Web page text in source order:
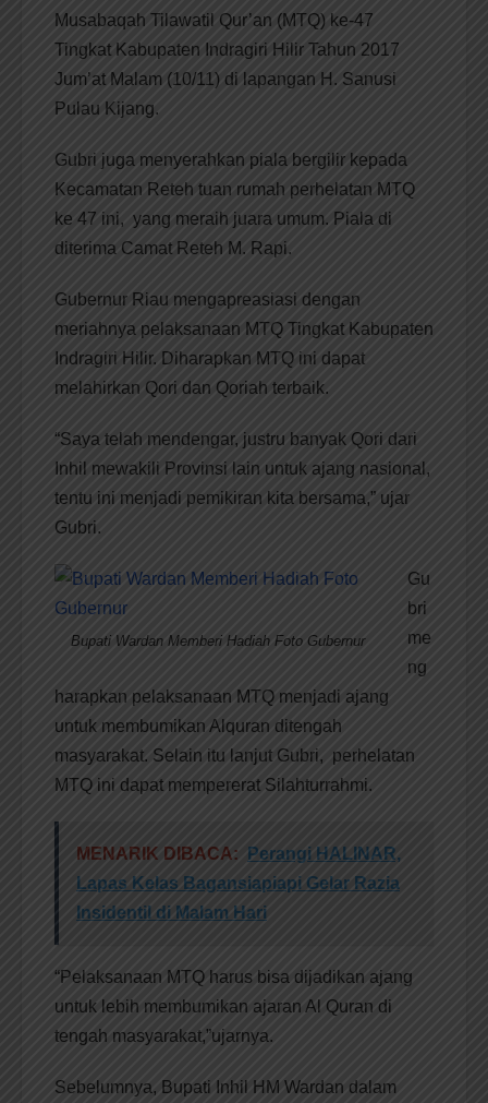
Musabaqah Tilawatil Qur’an (MTQ) ke-47
Tingkat Kabupaten Indragiri Hilir Tahun 2017
Jum’at Malam (10/11) di lapangan H. Sanusi
Pulau Kijang.
Gubri juga menyerahkan piala bergilir kepada
Kecamatan Reteh tuan rumah perhelatan MTQ
ke 47 ini, yang meraih juara umum. Piala di
diterima Camat Reteh M. Rapi.
Gubernur Riau mengapreasiasi dengan
meriahnya pelaksanaan MTQ Tingkat Kabupaten
Indragiri Hilir. Diharapkan MTQ ini dapat
melahirkan Qori dan Qoriah terbaik.
“Saya telah mendengar, justru banyak Qori dari
Inhil mewakili Provinsi lain untuk ajang nasional,
tentu ini menjadi pemikiran kita bersama,” ujar
Gubri.
Bupati Wardan Memberi Hadiah Foto Gubernur
Gu
bri
me
ng
harapkan pelaksanaan MTQ menjadi ajang
untuk membumikan Alquran ditengah
masyarakat. Selain itu lanjut Gubri, perhelatan
MTQ ini dapat mempererat Silahturrahmi.
MENARIK DIBACA:
Perangi HALINAR,
Lapas Kelas Bagansiapiapi Gelar Razia
Insidentil di Malam Hari
“Pelaksanaan MTQ harus bisa dijadikan ajang
untuk lebih membumikan ajaran Al Quran di
tengah masyarakat,”ujarnya.
Sebelumnya, Bupati Inhil HM Wardan dalam